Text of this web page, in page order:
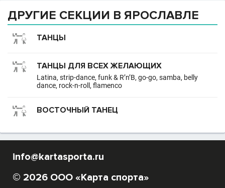
ДРУГИЕ СЕКЦИИ В ЯРОСЛАВЛЕ
ТАНЦЫ
ТАНЦЫ ДЛЯ ВСЕХ ЖЕЛАЮЩИХ
Latina, strip-dance, funk & R’n’B, go-go, samba, belly
dance, rock-n-roll, flamenco
ВОСТОЧНЫЙ ТАНЕЦ
info@kartasporta.ru
© 2026 ООО «Карта спорта»